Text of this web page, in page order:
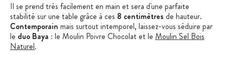
Il se prend très facilement en main et sera d'une parfaite
stabilité sur une table grâce à ces 8 centimètres de hauteur.
Contemporain mais surtout intemporel, laissez-vous séduire par
le duo Baya : le Moulin Poivre Chocolat et le Moulin Sel Bois
Naturel.